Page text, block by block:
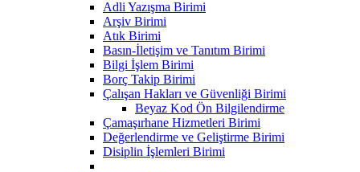
Adli Yazışma Birimi
Arşiv Birimi
Atık Birimi
Basın-İletişim ve Tanıtım Birimi
Bilgi İşlem Birimi
Borç Takip Birimi
Çalışan Hakları ve Güvenliği Birimi
Beyaz Kod Ön Bilgilendirme
Çamaşırhane Hizmetleri Birimi
Değerlendirme ve Geliştirme Birimi
Disiplin İşlemleri Birimi